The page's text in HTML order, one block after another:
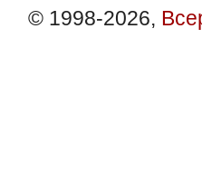
© 1998-2026,